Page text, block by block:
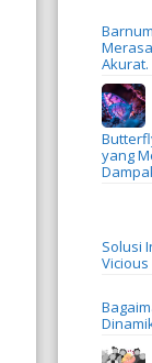
Akurat.
yang
Solusi
Vicious